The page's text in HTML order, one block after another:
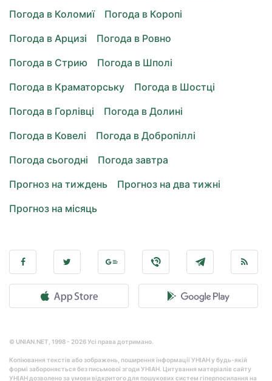
Погода в Коломиї
Погода в Коропі
Погода в Арцизі
Погода в Ровно
Погода в Стрию
Погода в Шполі
Погода в Краматорську
Погода в Шостці
Погода в Горлівці
Погода в Долині
Погода в Ковелі
Погода в Добропіллі
Погода сьогодні
Погода завтра
Прогноз на тиждень
Прогноз на два тижні
Прогноз на місяць
© UNIAN.NET, 1998 - 2026 Усі права дотримано.
Копіювання текстів або зображень, поширення інформації УНІАН у будь-якій
формі забороняється без письмової згоди УНІАН. Цитування матеріалів сайту
УНІАН дозволено за умови відкритого для пошукових систем гіперпосилання на